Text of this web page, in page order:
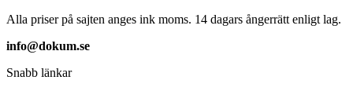
Alla priser på sajten anges ink moms. 14 dagars ångerrätt enligt lag.
info@dokum.se
Snabb länkar